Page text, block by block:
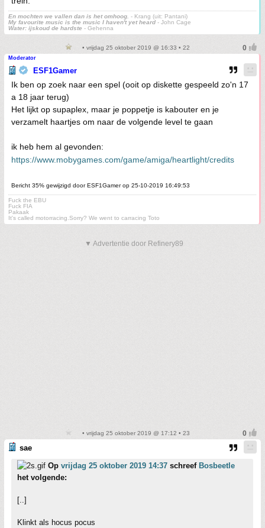
En mochten we vallen dan is het omhoog. - Krang (uit: Pantani)
My favourite music is the music I haven't yet heard - John Cage
Water: ijskoud de hardste - Gehenna
• vrijdag 25 oktober 2019 @ 16:33 • 22
Moderator
ESF1Gamer
Ik ben op zoek naar een spel (ooit op diskette gespeeld zo'n 17
a 18 jaar terug)
Het lijkt op supaplex, maar je poppetje is kabouter en je
verzamelt haartjes om naar de volgende level te gaan
ik heb hem al gevonden:
https://www.mobygames.com/game/amiga/heartlight/credits
Bericht 35% gewijzigd door ESF1Gamer op 25-10-2019 16:49:53
Fuck the EBU
Fuck FIA
Pakaak
It's called motorracing.Sorry? We went to carracing Toto
▼ Advertentie door Refinery89
• vrijdag 25 oktober 2019 @ 17:12 • 23
sae
Op vrijdag 25 oktober 2019 14:37 schreef Bosbeetle
het volgende:
[..]
Klinkt als hocus pocus